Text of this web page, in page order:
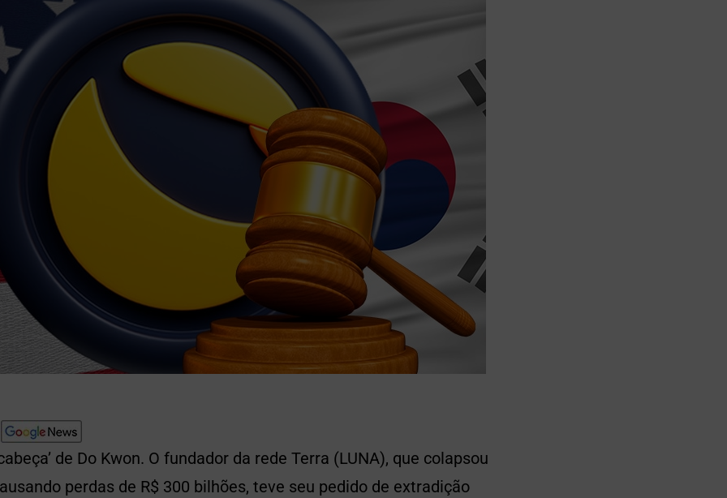
de Do Kwon. O fundador da rede Terra (LUNA), que colapsou
perdas de R$ 300 bilhões, teve seu pedido de extradição